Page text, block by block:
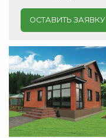
ОСТАВИТЬ ЗАЯВКУ